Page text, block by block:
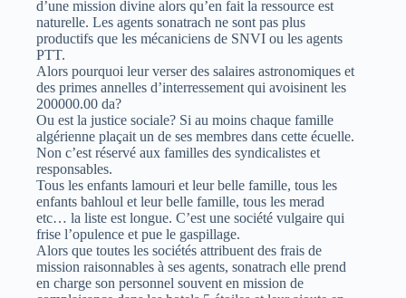
d’une mission divine alors qu’en fait la ressource est
naturelle. Les agents sonatrach ne sont pas plus
productifs que les mécaniciens de SNVI ou les agents
PTT.
Alors pourquoi leur verser des salaires astronomiques et
des primes annelles d’interressement qui avoisinent les
200000.00 da?
Ou est la justice sociale? Si au moins chaque famille
algérienne plaçait un de ses membres dans cette écuelle.
Non c’est réservé aux familles des syndicalistes et
responsables.
Tous les enfants lamouri et leur belle famille, tous les
enfants bahloul et leur belle famille, tous les merad
etc… la liste est longue. C’est une société vulgaire qui
frise l’opulence et pue le gaspillage.
Alors que toutes les sociétés attribuent des frais de
mission raisonnables à ses agents, sonatrach elle prend
en charge son personnel souvent en mission de